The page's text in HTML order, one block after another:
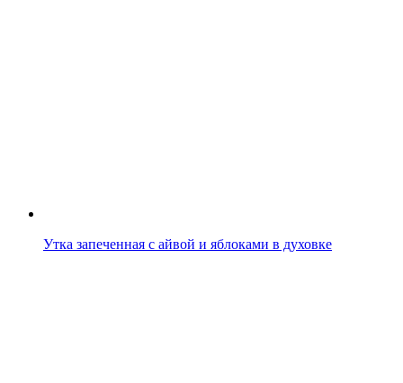
Утка запеченная с айвой и яблоками в духовке